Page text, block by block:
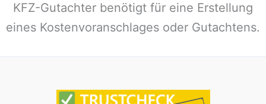
KFZ-Gutachter benötigt für eine Erstellung
eines Kostenvoranschlages oder Gutachtens.